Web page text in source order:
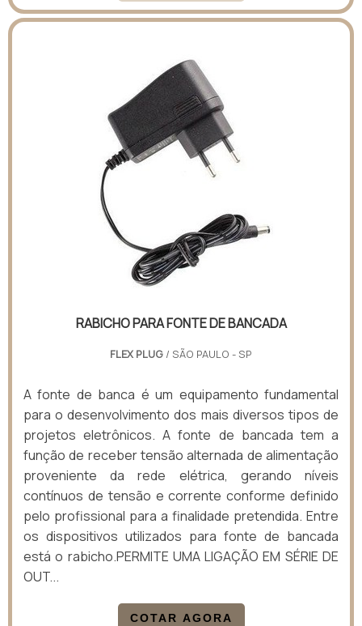
RABICHO PARA FONTE DE BANCADA
FLEX PLUG / SÃO PAULO - SP
A fonte de banca é um equipamento fundamental
para o desenvolvimento dos mais diversos tipos de
projetos eletrônicos. A fonte de bancada tem a
função de receber tensão alternada de alimentação
proveniente da rede elétrica, gerando níveis
contínuos de tensão e corrente conforme definido
pelo profissional para a finalidade pretendida. Entre
os dispositivos utilizados para fonte de bancada
está o rabicho.PERMITE UMA LIGAÇÃO EM SÉRIE DE
OUT...
COTAR AGORA